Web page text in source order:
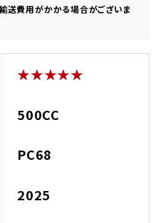
費用がかかる場合がございま
★★★★★
500CC
PC68
2025
旭
宮前
甲子園